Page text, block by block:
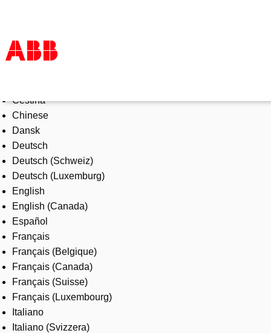
Products & Solutions
Industries
Services
About us
Where to buy
Contact us
Careers
Čeština
Chinese
Dansk
Deutsch
Deutsch (Schweiz)
Deutsch (Luxemburg)
English
English (Canada)
Español
Français
Français (Belgique)
Français (Canada)
Français (Suisse)
Français (Luxembourg)
Italiano
Italiano (Svizzera)